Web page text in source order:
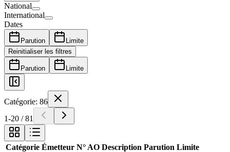
National
International
Dates
Parution
Limite
Reinitialiser les filtres
Parution Limite
Catégorie: 86
1-20 /81
Catégorie Émetteur N° AO Description Parution Limite